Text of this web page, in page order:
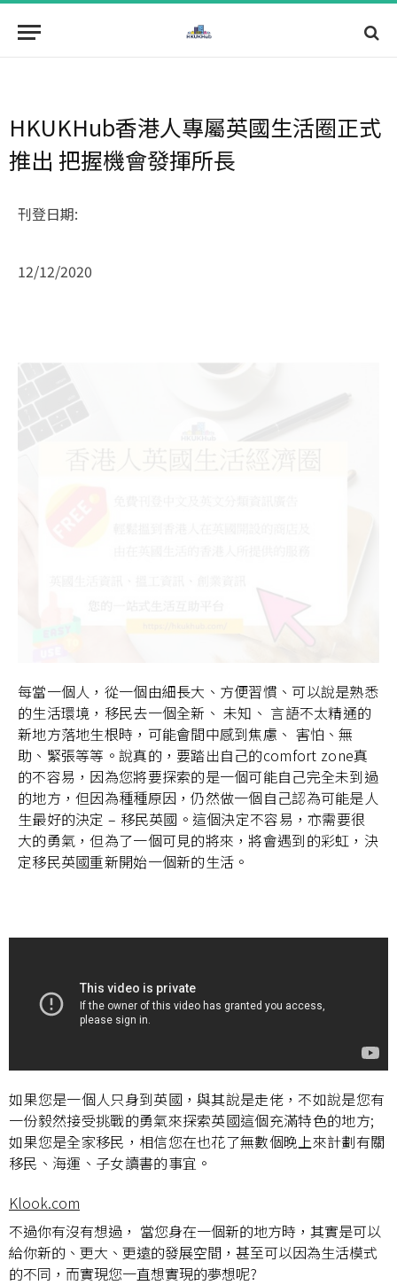
HKUKHub香港人專屬英國生活圈正式
推出 把握機會發揮所長
刊登日期:
12/12/2020
每當一個人，從一個由細長大、方便習慣、可以說是熟悉
的生活環境，移民去一個全新、 未知、 言語不太精通的
新地方落地生根時，可能會間中感到焦慮、 害怕、無
助、緊張等等。說真的，要踏出自己的comfort zone真
的不容易，因為您將要探索的是一個可能自己完全未到過
的地方，但因為種種原因，仍然做一個自己認為可能是人
生最好的決定 – 移民英國。這個決定不容易，亦需要很
大的勇氣，但為了一個可見的將來，將會遇到的彩虹，決
定移民英國重新開始一個新的生活。
如果您是一個人只身到英國，與其說是走佬，不如說是您有
一份毅然接受挑戰的勇氣來探索英國這個充滿特色的地方;
如果您是全家移民，相信您在也花了無數個晚上來計劃有關
移民、海運、子女讀書的事宜。
Klook.com
不過你有沒有想過， 當您身在一個新的地方時，其實是可以
給你新的、更大、更遠的發展空間，甚至可以因為生活模式
的不同，而實現您一直想實現的夢想呢?